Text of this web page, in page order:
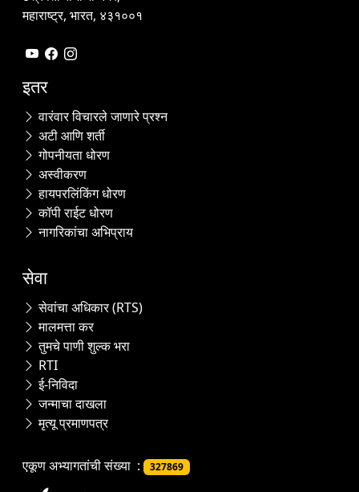
महाराष्ट्र, भारत, ४३१००१
इतर
वारंवार विचारले जाणारे प्रश्न
अटी आणि शर्ती
गोपनीयता धोरण
अस्वीकरण
हायपरलिंकिंग धोरण
कॉपी राईट धोरण
नागरिकांचा अभिप्राय
सेवा
सेवांचा अधिकार (RTS)
मालमत्ता कर
तुमचे पाणी शुल्क भरा
RTI
ई-निविदा
जन्माचा दाखला
मृत्यू प्रमाणपत्र
एकूण अभ्यागतांची संख्या : 327869